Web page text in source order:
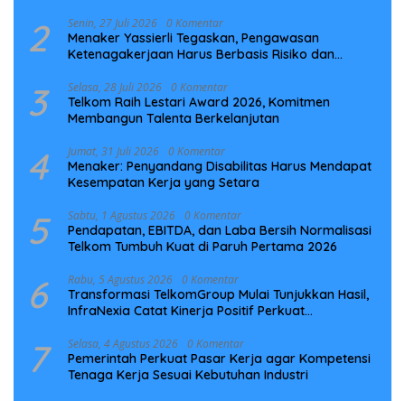
2 Senin, 27 Juli 2026 0 Komentar
Menaker Yassierli Tegaskan, Pengawasan
Ketenagakerjaan Harus Berbasis Risiko dan
3 Selasa, 28 Juli 2026 0 Komentar
Telkom Raih Lestari Award 2026, Komitmen
Membangun Talenta Berkelanjutan
4 Jumat, 31 Juli 2026 0 Komentar
Menaker: Penyandang Disabilitas Harus Mendapat
Kesempatan Kerja yang Setara
5 Sabtu, 1 Agustus 2026 0 Komentar
Pendapatan, EBITDA, dan Laba Bersih Normalisasi
Telkom Tumbuh Kuat di Paruh Pertama 2026
6 Rabu, 5 Agustus 2026 0 Komentar
Transformasi TelkomGroup Mulai Tunjukkan Hasil,
InfraNexia Catat Kinerja Positif Perkuat
7 Selasa, 4 Agustus 2026 0 Komentar
Pemerintah Perkuat Pasar Kerja agar Kompetensi
Tenaga Kerja Sesuai Kebutuhan Industri